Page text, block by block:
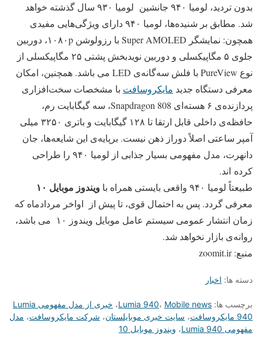
بدون تردید، لومیا ۹۴۰ جانشین لومیا ۹۳۰ سال گذشته خواهد
شد. مطابق بر شنیده‌ها، لومیا ۹۴۰ دارای ویژگی‌هایی مفیدی
همچون: نمایشگر Super AMOLED با رزولوشن ۱۰۸۰p، دوربین
جلوی ۵ مگاپیکسلی و دوربین نویدبخش پشتی ۲۵ مگاپیکسلی از
نوع PureView با فلش سه‌گانه‌ی LED می باشد. همچنین، امکان
معرفی دستگاه جدید مایکروسافت با مشخصات سخت‌افزاری
پردازنده‌ی ۶ هسته‌ای Snapdragon 808، سه گیگابایت رم،
حافظه‌ی داخلی قابل ارتقا تا ۱۲۸ گیگابایت و باتری ۳۲۵۰ میلی
آمپر ساعتی اصلاً دوراز ذهن نیست. برپایه‌ی این شایعه‌ها، جان
دانهرت، مدل مفهومی بسیار جذابی از لومیا ۹۴۰ را طراحی
کرده اند.
طبیعتاً لومیا ۹۴۰ واقعی بایستی همراه با
ویندوز موبایل ۱۰
معرفی گردد. پس به احتمال قوی، تا پیش از اواخر مردادماه که
زمان انتشار عمومی سیستم عامل موبایل ویندوز ۱۰ می باشد،
روانه‌ی بازار نخواهد شد.
منبع: zoomit.ir
دسته ها: اخبار
برچسب ها: Lumia 940، Mobile news ،
خبری از مدل مفهومی Lumia
940 مایکروسافت
، سایت خبری موبایلستان، شرکت مایکروسافت، مدل
مفهومی Lumia 940
، ویندوز موبایل 10